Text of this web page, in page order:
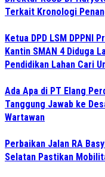
Terkait Kronologi
Ketua DPD LSM DPPNI
Kantin SMAN 4 Diduga
Pendidikan Lahan Cari
Ada Apa di PT Elang
Tanggung Jawab ke
Wartawan
Perbaikan Jalan RA
Selatan Pastikan